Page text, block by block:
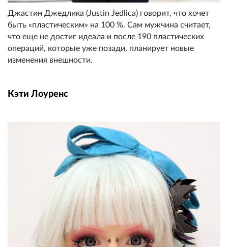
Джастин Джедлика (Justin Jedlica) говорит, что хочет
быть «пластическим» на 100 %. Сам мужчина считает,
что еще не достиг идеала и после 190 пластических
операций, которые уже позади, планирует новые
изменения внешности.
Кэти Лоуренс